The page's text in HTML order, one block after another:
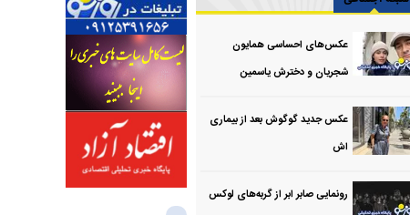
عکس‌های احساسی همایون
شجریان و دخترش یاسمین
عکس جدید گوگوش بعد از بیماری
اش
رونمایی صابر ابر از گربه‌های لوکس